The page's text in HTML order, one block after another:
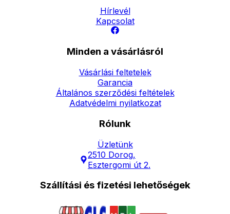
Hírlevél
Kapcsolat
Minden a vásárlásról
Vásárlási feltetelek
Garancia
Általános szerződési feltételek
Adatvédelmi nyilatkozat
Rólunk
Üzletünk
2510 Dorog,
Esztergomi út 2.
Szállítási és fizetési lehetőségek